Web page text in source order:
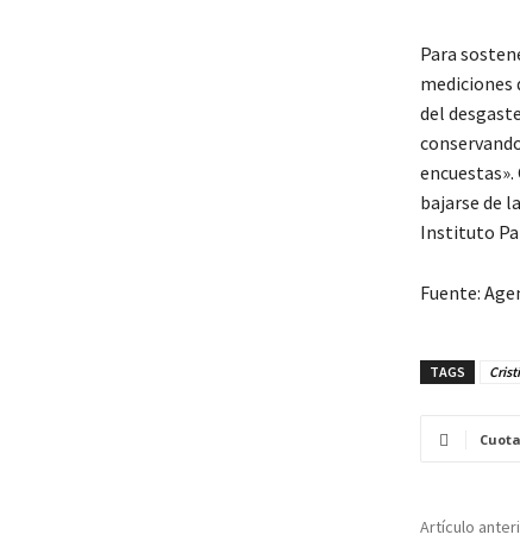
Para
mediciones
del
bajarse de
Instituto
Fuente:
TAGS
Cuota
Artículo